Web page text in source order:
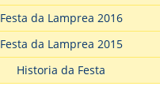
Festa da Lamprea 2016
Festa da Lamprea 2015
Historia da Festa